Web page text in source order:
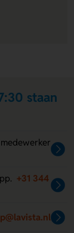
staan
+31 344